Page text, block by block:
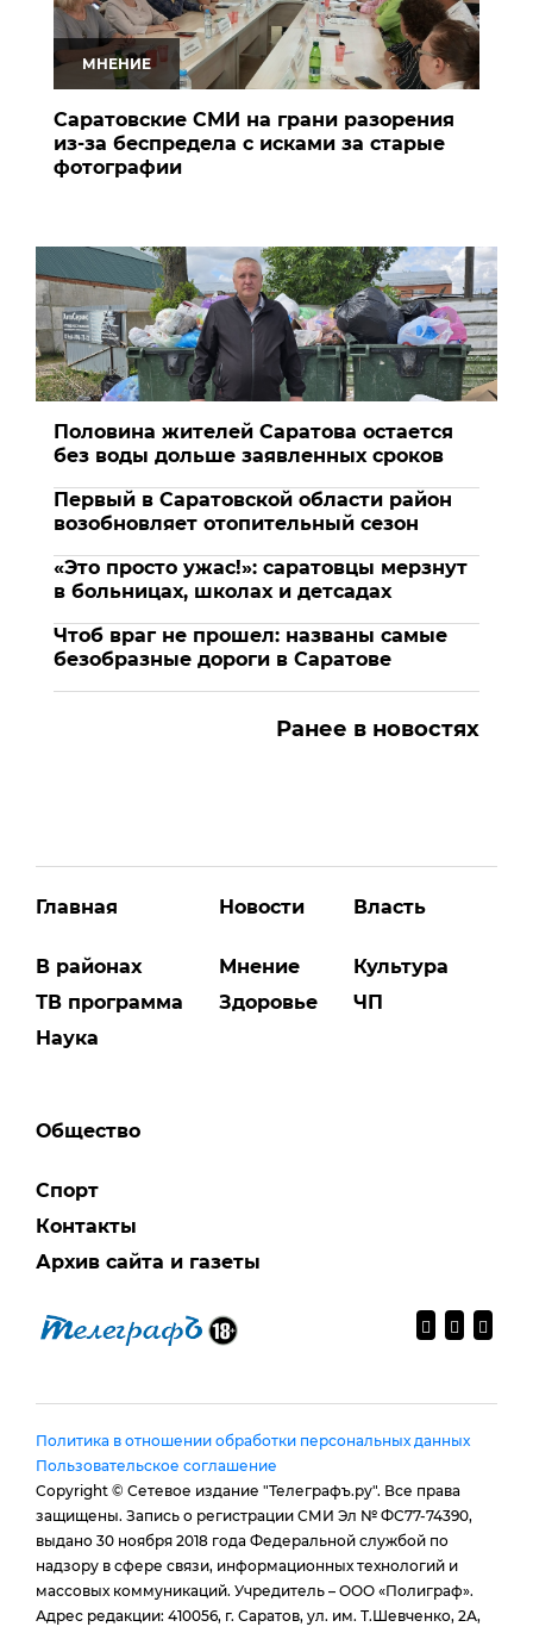
МНЕНИЕ
Саратовские СМИ на грани разорения
из-за беспредела с исками за старые
фотографии
Половина жителей Саратова остается
без воды дольше заявленных сроков
Первый в Саратовской области район
возобновляет отопительный сезон
«Это просто ужас!»: саратовцы мерзнут
в больницах, школах и детсадах
Чтоб враг не прошел: названы самые
безобразные дороги в Саратове
Ранее в новостях
Главная
В районах
ТВ программа
Наука
Новости
Мнение
Здоровье
Власть
Культура
ЧП
Общество
Спорт
Контакты
Архив сайта и газеты
Политика в отношении обработки персональных данных
Пользовательское соглашение
Copyright © Сетевое издание "Телеграфъ.ру". Все права
защищены. Запись о регистрации СМИ Эл № ФС77-74390,
выдано 30 ноября 2018 года Федеральной службой по
надзору в сфере связи, информационных технологий и
массовых коммуникаций. Учредитель – ООО «Полиграф».
Адрес редакции: 410056, г. Саратов, ул. им. Т.Шевченко, 2А,